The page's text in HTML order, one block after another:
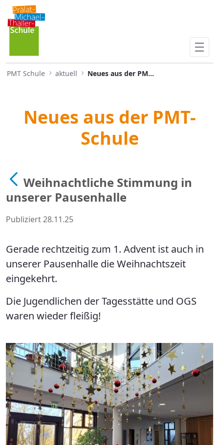
Skip to Main Content
Weihnachtliche Stimmung in
PMT Schule aktuell Neues aus der PMTS
Neues aus der PMT-
Schule
Weihnachtliche Stimmung in
unserer Pausenhalle
Publiziert 28.11.25
Gerade rechtzeitig zum 1. Advent ist auch in
unserer Pausenhalle die Weihnachtszeit
eingekehrt.
Die Jugendlichen der Tagesstätte und OGS
waren wieder fleißig!